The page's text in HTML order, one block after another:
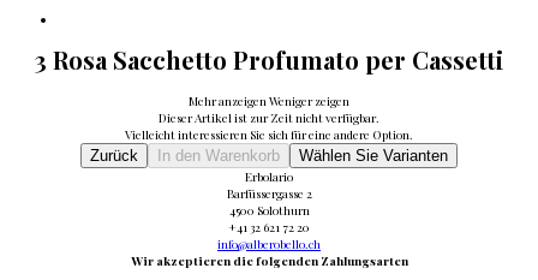
3 Rosa Sacchetto Profumato per Cassetti
Mehr anzeigen Weniger zeigen
Dieser Artikel ist zur Zeit nicht verfügbar.
Vielleicht interessieren Sie sich für eine andere Option.
Zurück In den Warenkorb Wählen Sie Varianten
Erbolario
Barfüssergasse 2
4500 Solothurn
+41 32 621 72 20
info@alberobello.ch
Wir akzeptieren die folgenden Zahlungsarten